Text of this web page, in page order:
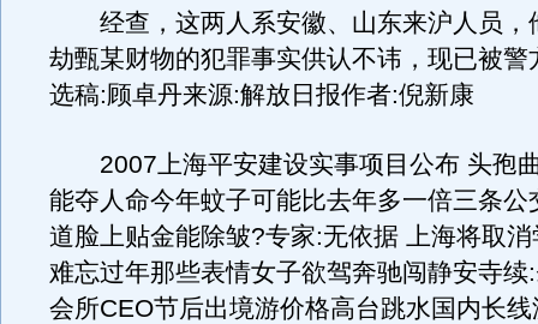
经查，这两人系安徽、山东来沪人员，
劫甄某财物的犯罪事实供认不讳，现已被警
选稿:顾卓丹来源:解放日报作者:倪新康
2007上海平安建设实事项目公布 头孢
能夺人命今年蚊子可能比去年多一倍三条公
道脸上贴金能除皱?专家:无依据 上海将取
难忘过年那些表情女子欲驾奔驰闯静安寺续
会所CEO节后出境游价格高台跳水国内长